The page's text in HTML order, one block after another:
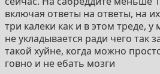
включая ответы на ответы, на
три калеки как и в этом треде,
не укладывается ради чего так
такой хуйне, когда можно
говно и не ебать мозги